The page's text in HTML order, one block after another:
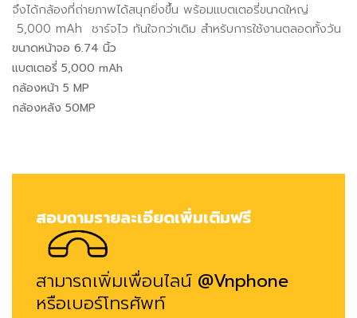
จึงได้กล้องที่ถ่ายภาพได้สนุกยิ่งขึ้น พร้อมแบตเตอรี่ขนาดใหญ่
5,000 mAh ชาร์จไว ทันใจกว่าเดิม สำหรับการใช้งานตลอดทั้งวัน
ขนาดหน้าจอ 6.74 นิ้ว
แบตเตอรี่ 5,000 mAh
กล้องหน้า 5 MP
กล้องหลัง 50MP
สอบถามรายละเอียดเพิ่มเติมฟรี
สามารถเพิ่มเพื่อนไลน์ @Vnphone
หรือเบอร์โทรศัพท์